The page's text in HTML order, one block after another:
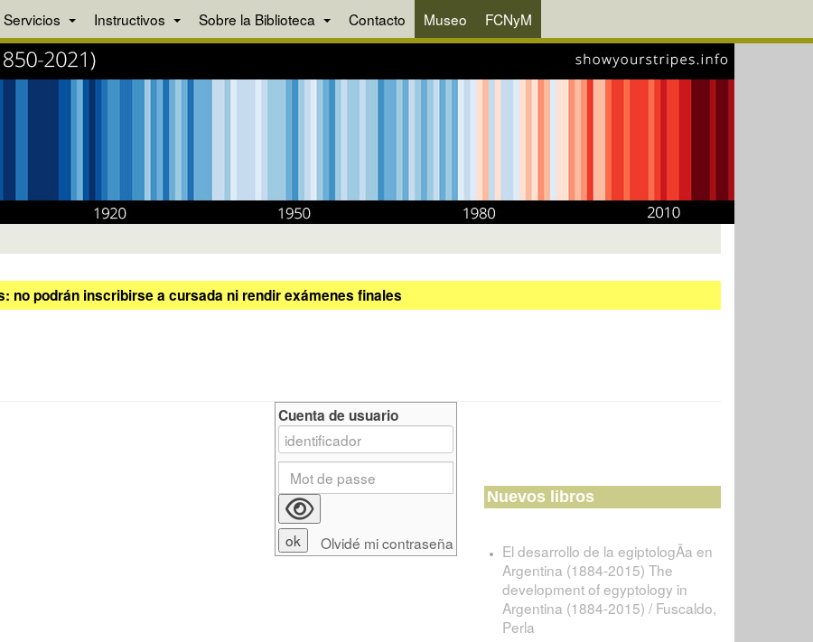
Servicios Instructivos Sobre la Biblioteca Contacto Museo FCNyM
no podrán inscribirse a cursada ni rendir exámenes finales
Cuenta de usuario
Olvidé mi contraseña
Nuevos libros
El desarrollo de la egiptologÃ­a en
Argentina (1884-2015) The
development of egyptology in
Argentina (1884-2015) / Fuscaldo,
Perla